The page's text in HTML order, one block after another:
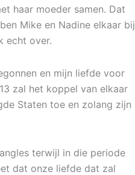
haar moeder samen. Dat
Mike en Nadine elkaar bij
echt over.
en mijn liefde voor
zal het koppel van elkaar
Staten toe en zolang zijn
terwijl in die periode
dat onze liefde dat zal